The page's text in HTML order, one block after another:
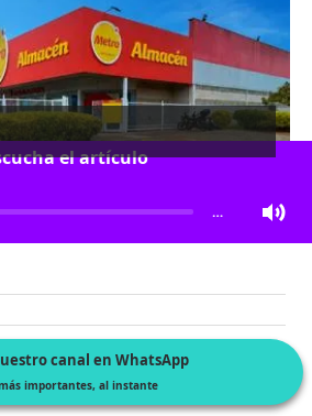
el artículo
…
canal en WhatsApp
importantes, al instante